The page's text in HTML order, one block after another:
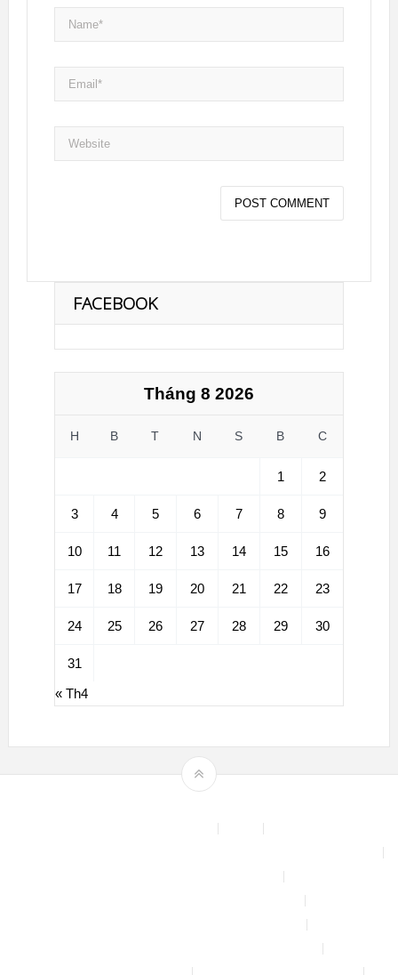
FACEBOOK
Tháng 8 2026
H B T N S B C
1 2
3 4 5 6 7 8 9
10 11 12 13 14 15 16
17 18 19 20 21 22 23
24 25 26 27 28 29 30
31
« Th4